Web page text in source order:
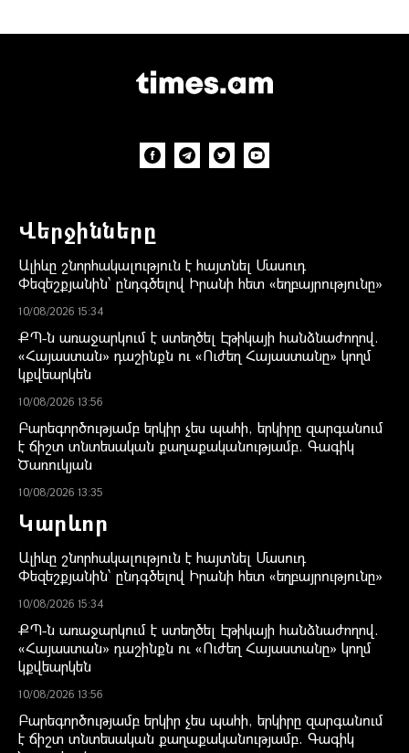
Վերջինները
Ալիևը շնորհակալություն է հայտնել Մասուդ
Փեզեշքյանին՝ ընդգծելով Իրանի հետ «եղբայրությունը»
10/08/2026 15:34
ՔՊ-ն առաջարկում է ստեղծել Էթիկայի հանձնաժողով.
«Հայաստան» դաշինքն ու «Ուժեղ Հայաստանը» կողմ
կքվեարկեն
10/08/2026 13:56
Բարեգործությամբ երկիր չես պահի, երկիրը զարգանում
է ճիշտ տնտեսական քաղաքականությամբ. Գագիկ
Ծառուկյան
10/08/2026 13:35
Կարևոր
Ալիևը շնորհակալություն է հայտնել Մասուդ
Փեզեշքյանին՝ ընդգծելով Իրանի հետ «եղբայրությունը»
10/08/2026 15:34
ՔՊ-ն առաջարկում է ստեղծել Էթիկայի հանձնաժողով.
«Հայաստան» դաշինքն ու «Ուժեղ Հայաստանը» կողմ
կքվեարկեն
10/08/2026 13:56
Բարեգործությամբ երկիր չես պահի, երկիրը զարգանում
է ճիշտ տնտեսական քաղաքականությամբ. Գագիկ